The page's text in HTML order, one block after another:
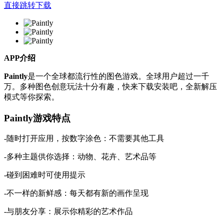
直接跳转下载
APP介绍
Paintly是一个全球都流行性的图色游戏。全球用户超过一千
万。多种图色创意玩法十分有趣，快来下载安装吧，全新解压
模式等你探索。
Paintly游戏特点
-随时打开应用，按数字涂色：不需要其他工具
-多种主题供你选择：动物、花卉、艺术品等
-碰到困难时可使用提示
-不一样的新鲜感：每天都有新的画作呈现
-与朋友分享：展示你精彩的艺术作品